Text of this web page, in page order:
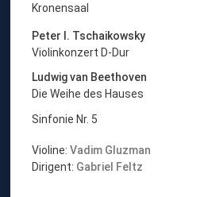
Kronensaal
Peter I. Tschaikowsky
Violinkonzert D-Dur
Ludwig van Beethoven
Die Weihe des Hauses
Sinfonie Nr. 5
Violine:Vadim Gluzman
Dirigent: Gabriel Feltz